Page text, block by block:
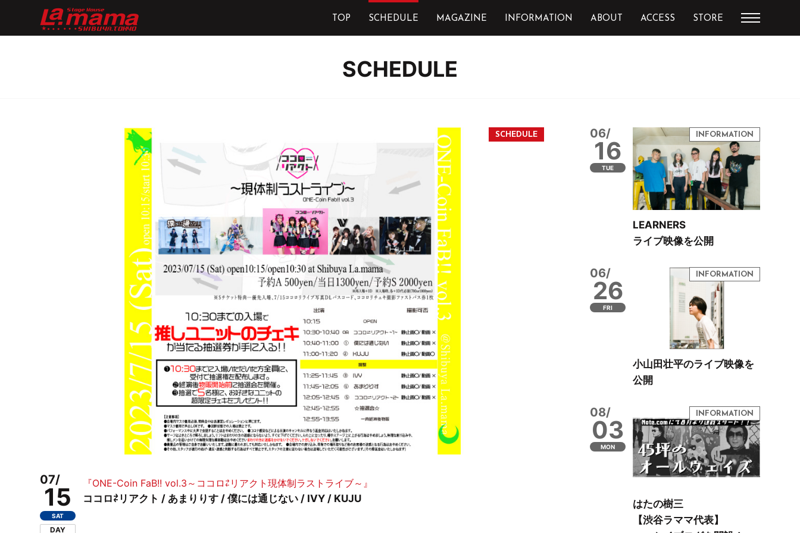
TOP SCHEDULE MAGAZINE INFORMATION ABOUT ACCESS STORE
SCHEDULE
07/
15
SAT
DAY
『ONE-Coin FaB!! vol.3～ココロ⇄リアクト現体制ラストライブ～』
ココロ⇄リアクト / あまりりす / 僕には通じない / IVY / KUJU
06/
16
TUE
LEARNERS
ライブ映像を公開
06/
26
FRI
小山田壮平のライブ映像を
公開
08/
03
MON
はたの樹三
【渋谷ラママ代表】